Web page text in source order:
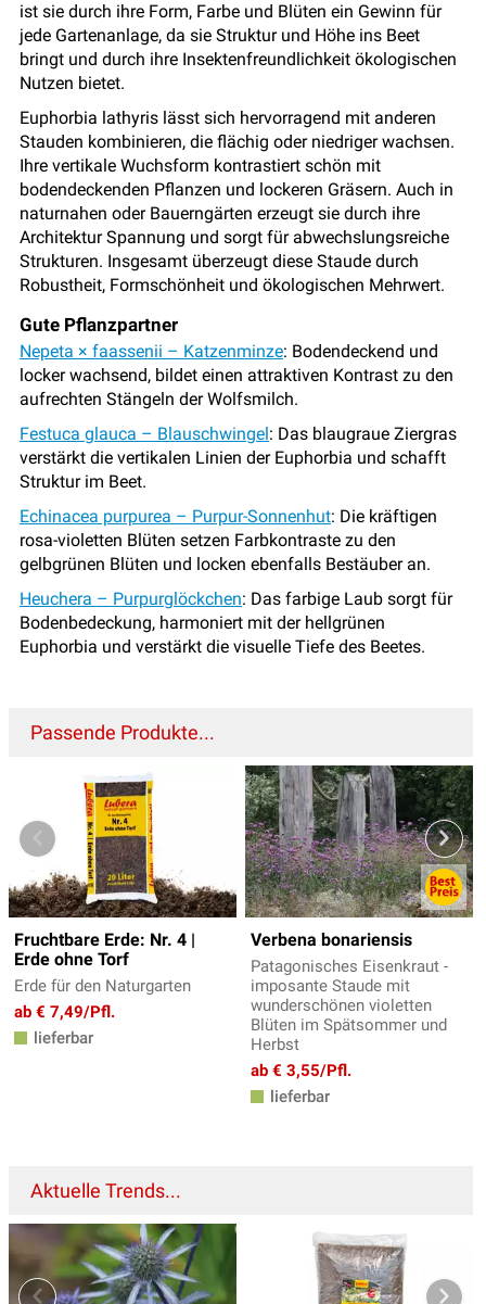
ist sie durch ihre Form, Farbe und Blüten ein Gewinn für
jede Gartenanlage, da sie Struktur und Höhe ins Beet
bringt und durch ihre Insektenfreundlichkeit ökologischen
Nutzen bietet.
Euphorbia lathyris lässt sich hervorragend mit anderen
Stauden kombinieren, die flächig oder niedriger wachsen.
Ihre vertikale Wuchsform kontrastiert schön mit
bodendeckenden Pflanzen und lockeren Gräsern. Auch in
naturnahen oder Bauerngärten erzeugt sie durch ihre
Architektur Spannung und sorgt für abwechslungsreiche
Strukturen. Insgesamt überzeugt diese Staude durch
Robustheit, Formschönheit und ökologischen Mehrwert.
Gute Pflanzpartner
Nepeta × faassenii – Katzenminze: Bodendeckend und
locker wachsend, bildet einen attraktiven Kontrast zu den
aufrechten Stängeln der Wolfsmilch.
Festuca glauca – Blauschwingel : Das blaugraue Ziergras
verstärkt die vertikalen Linien der Euphorbia und schafft
Struktur im Beet.
Echinacea purpurea – Purpur-Sonnenhut: Die kräftigen
rosa-violetten Blüten setzen Farbkontraste zu den
gelbgrünen Blüten und locken ebenfalls Bestäuber an.
Heuchera – Purpurglöckchen: Das farbige Laub sorgt für
Bodenbedeckung, harmoniert mit der hellgrünen
Euphorbia und verstärkt die visuelle Tiefe des Beetes.
Passende Produkte...
Fruchtbare Erde: Nr. 4 |
Erde ohne Torf
Erde für den Naturgarten
ab € 7,49/Pfl.
lieferbar
Verbena bonariensis
Patagonisches Eisenkraut -
imposante Staude mit
wunderschönen violetten
Blüten im Spätsommer und
Herbst
ab € 3,55/Pfl.
lieferbar
Aktuelle Trends...